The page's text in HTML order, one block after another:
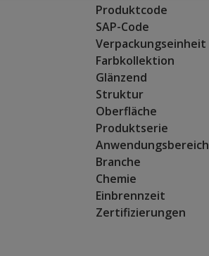
Produktcode
SAP-Code
Verpackungseinheit
Farbkollektion
Glänzend
Struktur
Oberfläche
Produktserie
Anwendungsbereich
Branche
Chemie
Einbrennzeit
Zertifizierungen